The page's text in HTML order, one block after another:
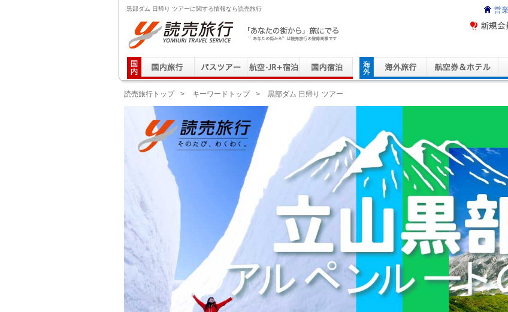
黒部ダム 日帰り ツアーに関する情報なら読売旅行
読売旅行 「あなたの街から」旅にでる｜Yomiuri Travel Service
営
読売旅行トップ > キーワードトップ > 黒部ダム 日帰り ツアー